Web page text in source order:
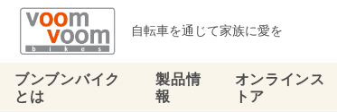
自転車を通じて家族に愛を
ブンブンバイク
とは
製品情
報
オンラインス
トア